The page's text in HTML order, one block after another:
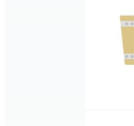
Événements Éditoriaux